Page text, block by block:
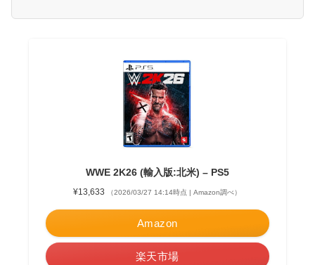
WWE 2K26 (輸入版:北米) – PS5
¥13,633 （2026/03/27 14:14時点 | Amazon調べ）
Amazon
楽天市場